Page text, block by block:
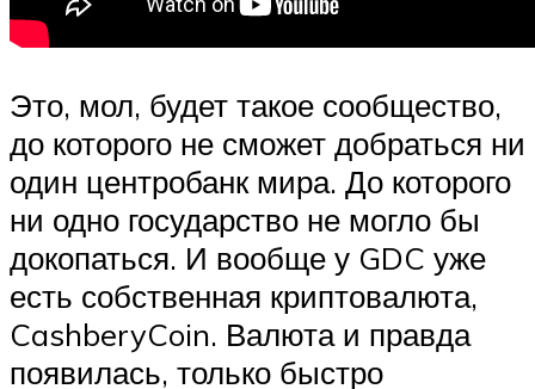
Это, мол, будет такое сообщество,
до которого не сможет добраться ни
один центробанк мира. До которого
ни одно государство не могло бы
докопаться. И вообще у GDC уже
есть собственная криптовалюта,
CashberyCoin. Валюта и правда
появилась, только быстро